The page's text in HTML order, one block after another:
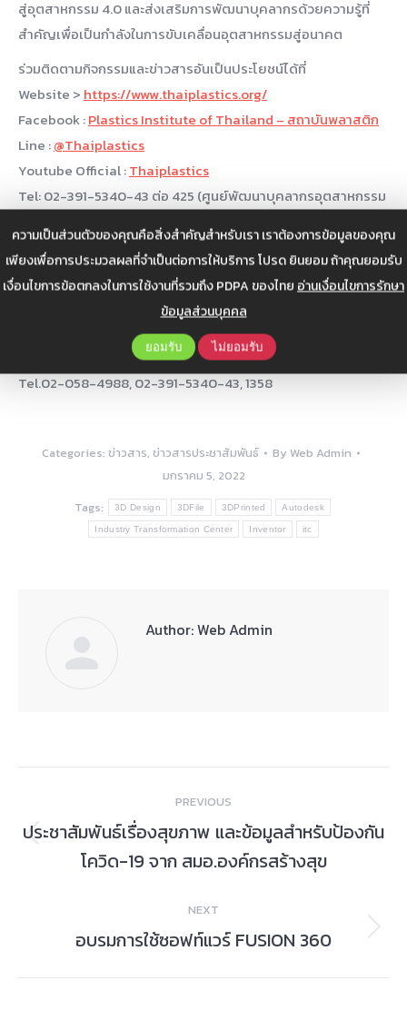
ความเป็นส่วนตัวของคุณคือสิ่งสำคัญสำหรับเรา เราต้องการข้อมูลของคุณ
เพียงเพื่อการประมวลผลที่จำเป็นต่อการให้บริการ โปรด ยินยอม ถ้าคุณยอมรับ
เงื่อนไขการข้อตกลงในการใช้งานที่รวมถึง PDPA ของไทยอ่านเงื่อนไขการรักษา
ข้อมูลส่วนบุคคล
ยอมรับ ไม่ยอมรับ
สู่อุตสาหกรรม 4.0 และส่งเสริมการพัฒนาบุคลากรด้วยความรู้ที่
สำคัญเพื่อเป็นกำลังในการขับเคลื่อนอุตสาหกรรมสู่อนาคต
ร่วมติดตามกิจกรรมและข่าวสารอันเป็นประโยชน์ได้ที่
Website > https://www.thaiplastics.org/
Facebook :Plastics Institute of Thailand – สถาบันพลาสติก
Line :@Thaiplastics
Youtube Official :Thaiplastics
Tel: 02-391-5340-43 ต่อ 425 (ศูนย์พัฒนาบุคลากรอุตสาหกรรม
ติดตามข้อมูลดีๆ อันเป็นโยชน์ได้ที่
Website :www.itc.or.th
ITC Industry Transformation Center
Line Official Account : @114qmusj,http://nav.cx/dmbXjPH
ITC Industry Transformation Center
Tel.02-058-4988, 02-391-5340-43, 1358
Categories: ข่าวสาร, ข่าวสารประชาสัมพันธ์ By Web Admin
มกราคม 5, 2022
Tags:
3D Design 3DFile 3DPrinted Autodesk
Industry Transformation Center Inventor itc
Author:Web Admin
navigation
PREVIOUS
Previous
post:
ประชาสัมพันธ์เรื่องสุขภาพ และข้อมูลสำหรับป้องกัน
โควิด-19 จาก สมอ.องค์กรสร้างสุข
NEXT
Next
อบรมการใช้ซอฟท์แวร์ FUSION 360